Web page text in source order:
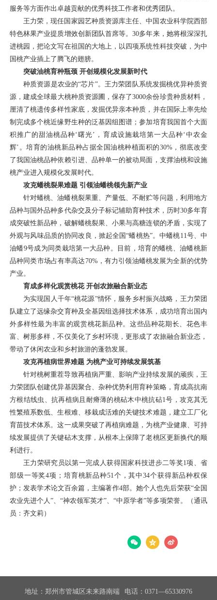
服务等方面作出卓越贡献的优秀科技工作者和优秀团队。
王力荣，现任国家园艺种质资源库主任、中国农业科学院西部
特色林果产业提质增效创新团队首席等。30多年来，她将根深深扎
进桃园，把论文写在祖国的大地上，以四项系统性科技突破，为中
国桃产业插上了腾飞的翅膀。
突破油桃育种瓶颈 开创规模化发展新时代
种质资源是农业的“芯片”。王力荣团队系统发掘桃优异种质资
源，建成全球最大桃种质资源圃，保存了3000余份珍贵种质材料，
厘清了桃遗传多样性家底，发掘优异亲本种质，并在国际上率先绘
制完成多个桃近缘野生种的泛基因组图谱；参加培育我国首个大面
积推广的甜油桃品种‘曙光’，育成设施栽培第一大品种‘中农金
辉’。培育的油桃新品种占据全国油桃种植面积的30%，彻底改变
了我国油桃品种依赖引进、品种单一的被动局面，支撑油桃和设施
桃产业进入规模化发展时代。
攻克蟠桃裂果难题 引领油蟠桃领先新产业
针对蟠桃、油蟠桃裂果重、产量低、不耐贮等问题，利用地方
品种与国外品种多代杂交及分子标记辅助育种技术，历时30多年育
成突破性新品种，破解蟠桃裂果、小果与高糖连锁的矛盾，实现了
外观与风味品质的协同改良，掀起全国“蟠桃热”。中蟠桃11号、中
油蟠9号成为同类栽培第一大品种。目前，培育的蟠桃、油蟠桃新
品种同类市场占有率高达70%，有力引领油蟠桃发展为全新的优势
产业。
育成多样化观赏桃花 开创农旅融合新业态
为实现国人千年“桃花源”情怀，服务乡村振兴战略，王力荣团
队建立了远缘杂交育种及全基因组选择技术体系，成功培育出国内
外多样性最为丰富的观赏桃花新品种。这些品种花期长、花色丰
富、树形多样，不仅美化了乡村环境，更形成了农旅融合新业态，
带动了休闲农业和乡村旅游的蓬勃发展。
攻克再植病世界难题 为桃产业可持续发展筑基
针对桃树重茬导致再植病严重、影响产业持续发展的顽疾，王
力荣团队创建优异基因聚合、杂种优势利用育种策略，育成高抗南
方根结线虫、抗再植病且耐瘠薄的桃砧木中桃抗砧1号，攻克其无
性繁殖系数低、生根难、移栽成活难的关键技术难题，建立工厂化
育苗技术体系。这一成果突破了再植病难题，为桃产业健康、可持
续发展提供了关键砧木支撑，从根本上保障了老桃区更新换代的顺
利进行。
王力荣研究员以第一完成人获得国家科技进步二等奖1项、省
部级一等奖4项；培育桃新品种51个，其中34个获得新品种权保
护；发表学术论文百余篇，主编著作4部。她个人也先后荣获“全国
农业先进个人”、“神农领军英才”、“中原学者”等多项荣誉。（通讯
员：齐文莉）
地址：郑州市管城区未来路南端
电话：0371—65330976